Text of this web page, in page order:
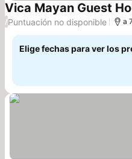
Vica Mayan Guest
/Puntuación no disponible a
Elige fechas para ver los